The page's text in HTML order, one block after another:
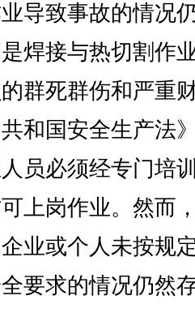
导致事故的情况
焊接与热切割作
群死群伤和严重
和国安全生产法
员必须经专门培
上岗作业。然而
业或个人未按规
要求的情况仍然